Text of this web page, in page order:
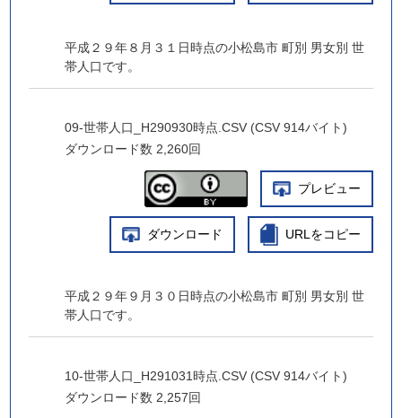
平成２９年８月３１日時点の小松島市 町別 男女別 世
帯人口です。
09-世帯人口_H290930時点.CSV (CSV 914バイト)
ダウンロード数 2,260回
プレビュー
ダウンロード URLをコピー
平成２９年９月３０日時点の小松島市 町別 男女別 世
帯人口です。
10-世帯人口_H291031時点.CSV (CSV 914バイト)
ダウンロード数 2,257回